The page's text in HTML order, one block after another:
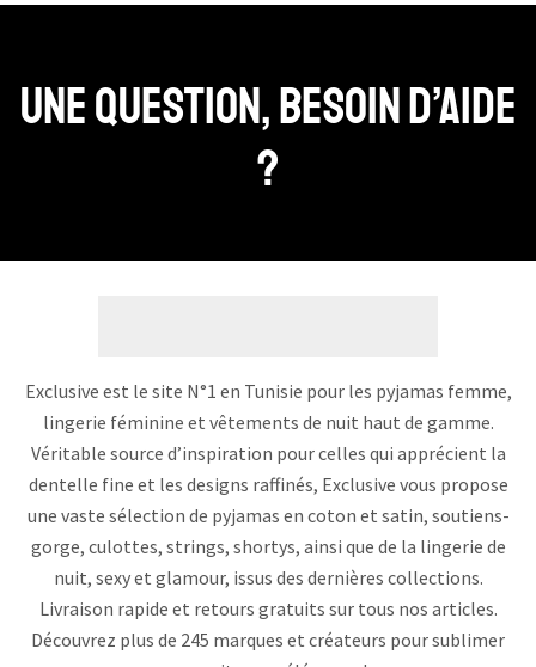
Une question, Besoin d’aide
?
Exclusive est le site N°1 en Tunisie pour les pyjamas femme,
lingerie féminine et vêtements de nuit haut de gamme.
Véritable source d’inspiration pour celles qui apprécient la
dentelle fine et les designs raffinés, Exclusive vous propose
une vaste sélection de pyjamas en coton et satin, soutiens-
gorge, culottes, strings, shortys, ainsi que de la lingerie de
nuit, sexy et glamour, issus des dernières collections.
Livraison rapide et retours gratuits sur tous nos articles.
Découvrez plus de 245 marques et créateurs pour sublimer